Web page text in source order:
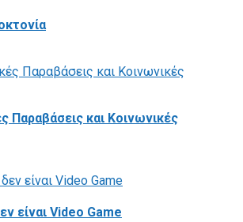
Παραβάσεις και Κοινωνικές
είναι Video Game